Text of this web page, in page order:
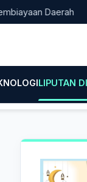
Daerah 75
LIPUTAN